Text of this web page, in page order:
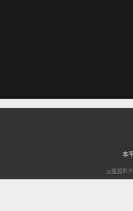
本
ip電視影